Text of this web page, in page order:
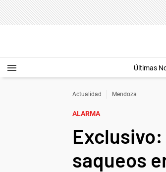
Últimas
Actualidad Mendoza
ALARMA
saqueos